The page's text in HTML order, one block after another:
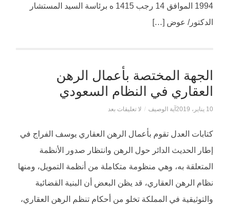
1994 الموافق 14 رجب 1415 ه برئاسة السيد المستشار
الدكتور/ عوض […]
الجهة المختصة بأعمال الرهن
العقاري في النظام السعودي
10 يناير، 2019 آية الوصيف / لا تعليقات بعد
كتابات العدل تقوم بأعمال الرهن العقاري يوسف الفراج في
إطار الحديث الدائر حول الرهن وانتظار صدور الأنظمة
المتعلقة به، وهي منظومة متكاملة من أنظمة التمويل، ومنها
نظام الرهن العقاري، قد يظن البعض أن البنية القضائية
والتوثيقية في المملكة تخلو من أحكام تنظم الرهن العقاري،